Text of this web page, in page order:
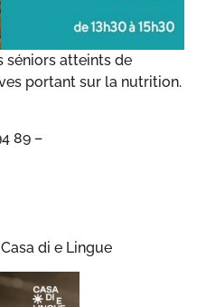
séniors atteints de
portant sur la nutrition.
89 –
Casa di e Lingue